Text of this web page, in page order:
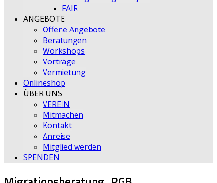
FAIR
ANGEBOTE
Offene Angebote
Beratungen
Workshops
Vorträge
Vermietung
Onlineshop
ÜBER UNS
VEREIN
Mitmachen
Kontakt
Anreise
Mitglied werden
SPENDEN